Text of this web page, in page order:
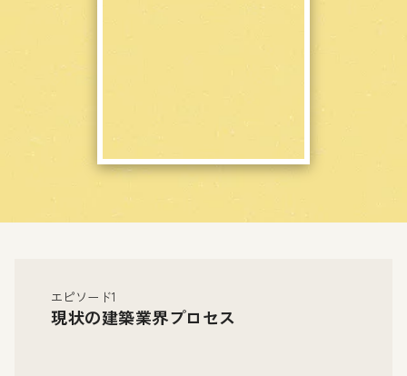
エピソード1
現状の建築業界プロセス